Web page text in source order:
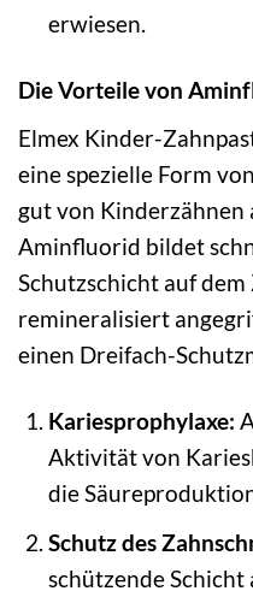
erwiesen.
Die Vorteile von
Elmex Kinder-
eine spezielle Form
gut von Kinderzähnen
Aminfluorid bildet
Schutzschicht auf
remineralisiert
einen Dreifach-
Kariesprophylaxe:
Aktivität von
die
Schutz des
schützende Schicht